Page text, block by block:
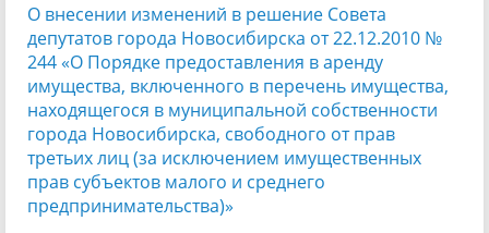
О внесении изменений в решение Совета
депутатов города Новосибирска от 22.12.2010 №
244 «О Порядке предоставления в аренду
имущества, включенного в перечень имущества,
находящегося в муниципальной собственности
города Новосибирска, свободного от прав
третьих лиц (за исключением имущественных
прав субъектов малого и среднего
предпринимательства)»